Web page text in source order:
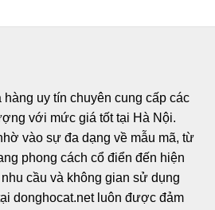
uy tín chuyên cung cấp các
với mức giá tốt tại Hà Nội.
vào sự đa dạng về mẫu mã, từ
phong cách cổ điển đến hiện
cầu và không gian sử dụng
donghocat.net luôn được đảm